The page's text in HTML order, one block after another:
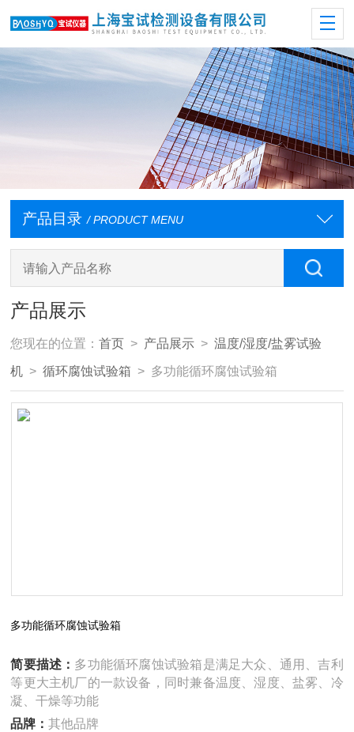
产品目录 / PRODUCT MENU
产品展示
您现在的位置：首页 > 产品展示 >温度/湿度/盐雾试验
机 >循环腐蚀试验箱 > 多功能循环腐蚀试验箱
多功能循环腐蚀试验箱
简要描述： 多功能循环腐蚀试验箱是满足大众、通用、吉利
等更大主机厂的一款设备，同时兼备温度、湿度、盐雾、冷
凝、干燥等功能
品牌：其他品牌